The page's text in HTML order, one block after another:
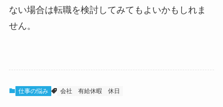
ない場合は転職を検討してみてもよいかもしれま
せん。
仕事の悩み 会社 有給休暇 休日